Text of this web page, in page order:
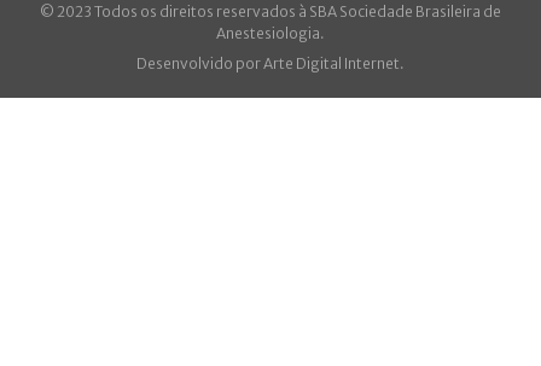
© 2023 Todos os direitos reservados à SBA Sociedade Brasileira de
Anestesiologia.
Desenvolvido por Arte Digital Internet.